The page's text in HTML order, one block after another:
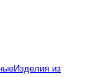
Изделия из